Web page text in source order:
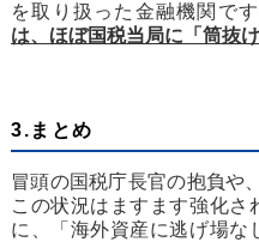
を取り扱った金融機関で
は、ほぼ国税当局に「筒抜
3.まとめ
冒頭の国税庁長官の抱負や
この状況はますます強化さ
に、「海外資産に逃げ場な